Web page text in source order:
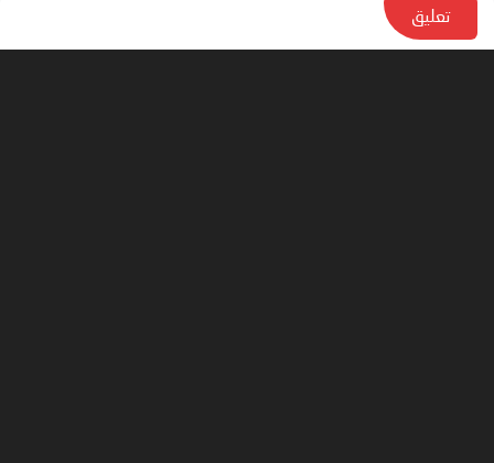
تعليق